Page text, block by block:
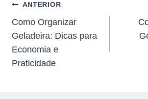
ANTERIOR
Como Organizar
Geladeira: Dicas para
Economia e
Praticidade